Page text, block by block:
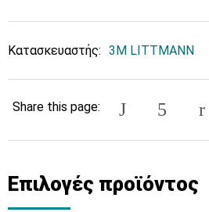
Κατασκευαστής: 3M LITTMANN
Share this page:
Επιλογές προϊόντος